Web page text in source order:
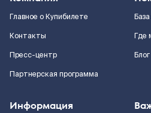
Главное о Купибилете
Контакты
Пресс-центр
Партнерская программа
Где
Блог
Информация